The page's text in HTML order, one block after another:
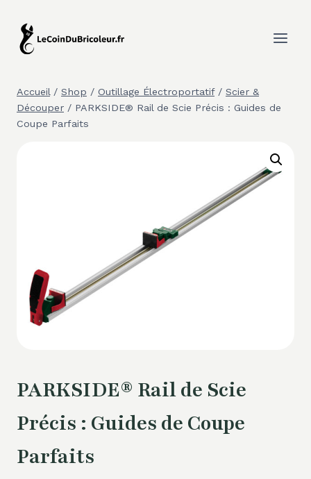
contenu
Accueil / Shop / Outillage Électroportatif / Scier &
Découper / PARKSIDE® Rail de Scie Précis : Guides de
Coupe Parfaits
PARKSIDE® Rail de Scie
Précis : Guides de Coupe
Parfaits